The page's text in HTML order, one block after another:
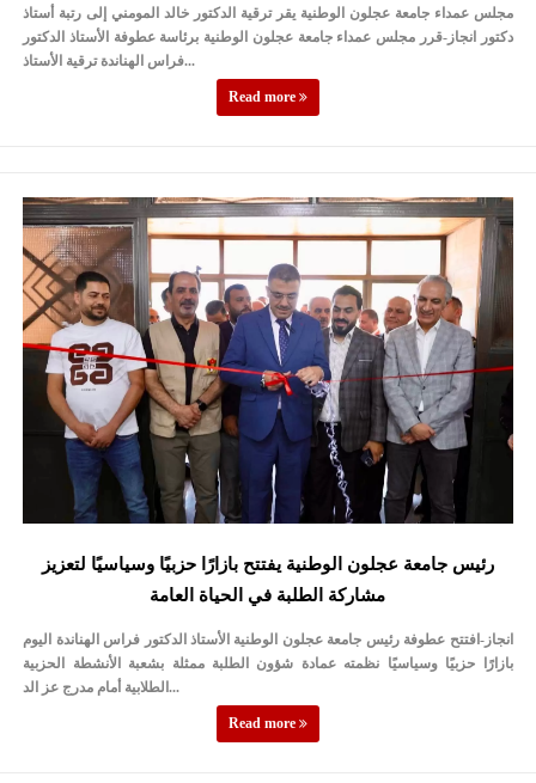
مجلس عمداء جامعة عجلون الوطنية يقر ترقية الدكتور خالد المومني إلى رتبة أستاذ
دكتور انجاز-قرر مجلس عمداء جامعة عجلون الوطنية برئاسة عطوفة الأستاذ الدكتور
فراس الهناندة ترقية الأستاذ...
Read more
رئيس جامعة عجلون الوطنية يفتتح بازارًا حزبيًا وسياسيًا لتعزيز
مشاركة الطلبة في الحياة العامة
انجاز-افتتح عطوفة رئيس جامعة عجلون الوطنية الأستاذ الدكتور فراس الهناندة اليوم
بازارًا حزبيًا وسياسيًا نظمته عمادة شؤون الطلبة ممثلة بشعبة الأنشطة الحزبية
الطلابية أمام مدرج عز الد...
Read more